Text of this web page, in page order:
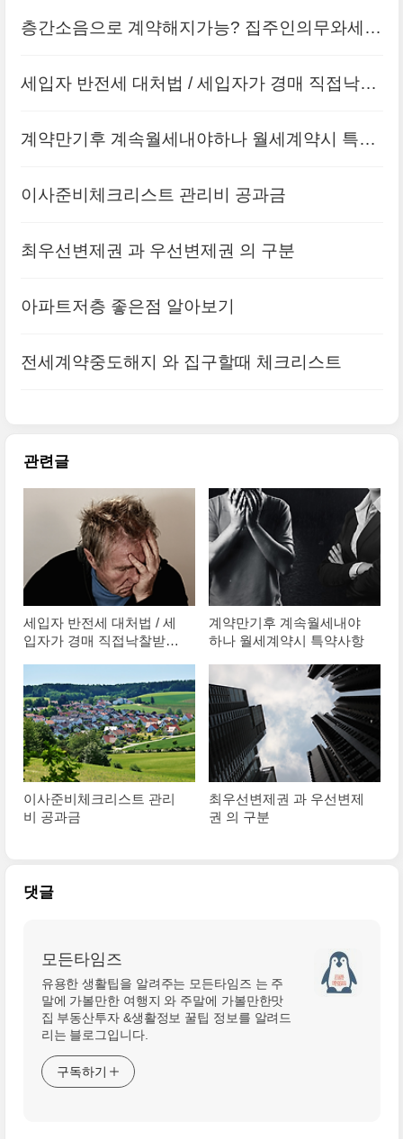
층간소음으로 계약해지가능? 집주인의무와세입
세입자 반전세 대처법 / 세입자가 경매 직접낙찰
계약만기후 계속월세내야하나 월세계약시 특약
이사준비체크리스트 관리비 공과금
최우선변제권 과 우선변제권 의 구분
아파트저층 좋은점 알아보기
전세계약중도해지 와 집구할때 체크리스트
관련글
세입자 반전세 대처법 / 세
입자가 경매 직접낙찰받는
계약만기후 계속월세내야
하나 월세계약시 특약사항
이사준비체크리스트 관리
비 공과금
최우선변제권 과 우선변제
권 의 구분
댓글
모든타임즈
유용한 생활팁을 알려주는 모든타임즈 는 주
말에 가볼만한 여행지 와 주말에 가볼만한맛
집 부동산투자 &생활정보 꿀팁 정보를 알려드
리는 블로그입니다.
구독하기